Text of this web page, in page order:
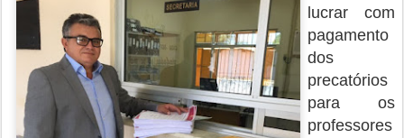
lucrar com
pagamento
dos
precatórios
para os
professores